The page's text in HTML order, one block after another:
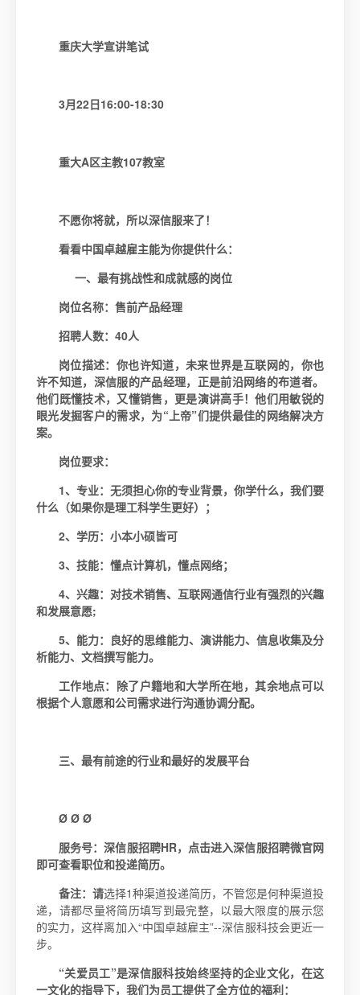
重庆大学宣讲笔试
3月22日16:00-18:30
重大A区主教107教室
不愿你将就，所以深信服来了！
看看中国卓越雇主能为你提供什么：
一、最有挑战性和成就感的岗位
岗位名称：售前产品经理
招聘人数：40人
岗位描述： 你也许知道，未来世界是互联网的，你也
许不知道，深信服的产品经理，正是前沿网络的布道者。
他们既懂技术，又懂销售，更是演讲高手！他们用敏锐的
眼光发掘客户的需求，为“上帝”们提供最佳的网络解决方
案。
岗位要求：
1、专业：无须担心你的专业背景，你学什么，我们要
什么（如果你是理工科学生更好）；
2、学历：小本小硕皆可
3、技能：懂点计算机，懂点网络；
4、兴趣：对技术销售、互联网通信行业有强烈的兴趣
和发展意愿;
5、能力：良好的思维能力、演讲能力、信息收集及分
析能力、文档撰写能力。
工作地点：除了户籍地和大学所在地，其余地点可以
根据个人意愿和公司需求进行沟通协调分配。
三、最有前途的行业和最好的发展平台
Ø Ø Ø
服务号：深信服招聘HR， 点击进入深信服招聘微官网
即可查看职位和投递简历。
备注：请选择1种渠道投递简历，不管您是何种渠道投
递，请都尽量将简历填写到最完整，以最大限度的展示您
的实力，这样离加入“中国卓越雇主”--深信服科技会更近一
步。
“关爱员工”是深信服科技始终坚持的企业文化，在这
一文化的指导下，我们为员工提供了全方位的福利：